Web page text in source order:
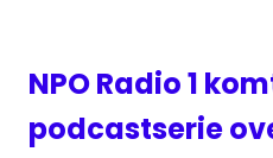
NPO Radio 1
podcastserie